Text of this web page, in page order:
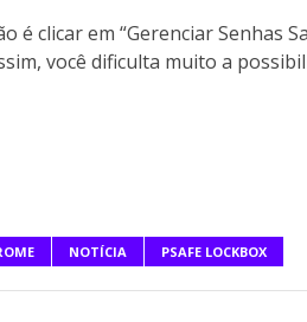
é clicar em “Gerenciar Senhas
você dificulta muito a
NOTÍCIA PSAFE LOCKBOX